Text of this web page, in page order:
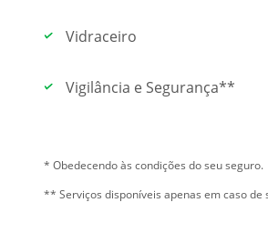
Vidraceiro
Vigilância e Segurança**
* Obedecendo às condições do seu seguro.
** Serviços disponíveis apenas em caso de